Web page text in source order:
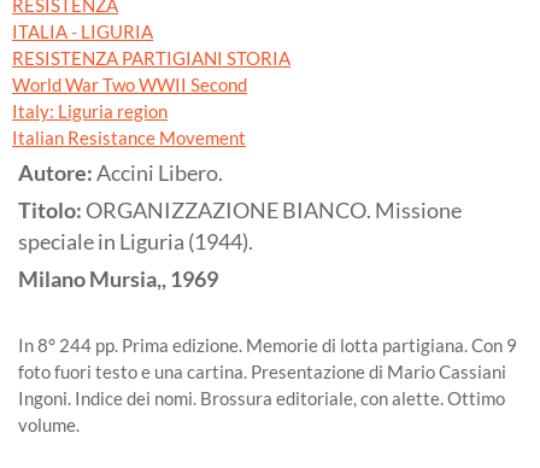
RESISTENZA
ITALIA - LIGURIA
RESISTENZA PARTIGIANI STORIA
World War Two WWII Second
Italy: Liguria region
Italian Resistance Movement
Autore:Accini Libero.
Titolo:ORGANIZZAZIONE BIANCO. Missione
speciale in Liguria (1944).
MilanoMursia,,1969
In 8° 244 pp. Prima edizione. Memorie di lotta partigiana. Con 9
foto fuori testo e una cartina. Presentazione di Mario Cassiani
Ingoni. Indice dei nomi. Brossura editoriale, con alette. Ottimo
volume.